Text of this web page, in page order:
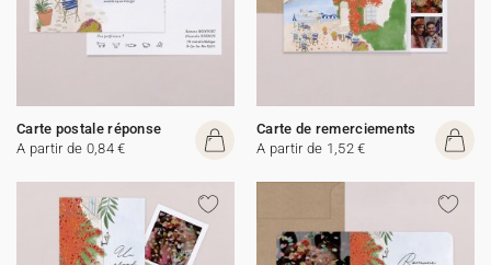
Carte postale réponse
A partir de 0,84 €
Carte de remerciements
A partir de 1,52 €